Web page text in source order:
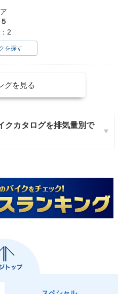
2
を探す
グを見る
クカタログを排気量別で